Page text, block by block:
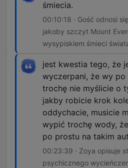
śmiecia.
00:10:18 · Gość odnosi
jakoby szczyt Mount
wysypiskiem śmieci
jest kwestia tego, że
wyczerpani, że wy po
trochę nie myślicie o
jakby robicie krok
oddychacie, musicie
wypić trochę wody,
po prostu na takim
00:23:39 · Zoya opisuje
psychicznego